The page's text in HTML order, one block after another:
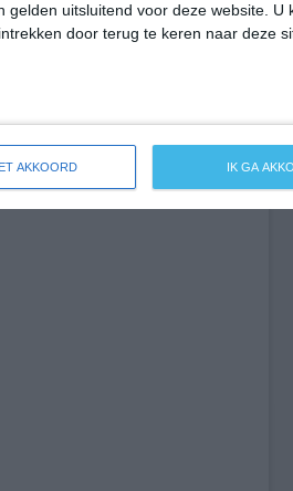
uitsluitend voor deze website. U
door terug te keren naar deze
AKKOORD IK GA